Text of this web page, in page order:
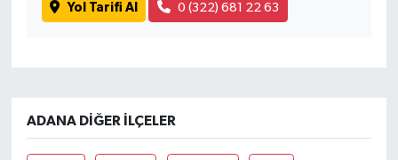
Yol Tarifi Al 0 (322) 681 22 63
ADANA DIĞER İLÇELER
Kepsut
MANŞET